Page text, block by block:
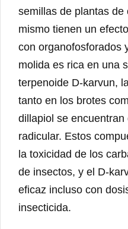
semillas de plantas de
mismo tienen un
con organofosforados
molida es rica en una
terpenoide D-karvun,
tanto en los brotes
dillapiol se encuentran
radicular. Estos
la toxicidad de los
de insectos, y el D-
eficaz incluso con
insecticida.